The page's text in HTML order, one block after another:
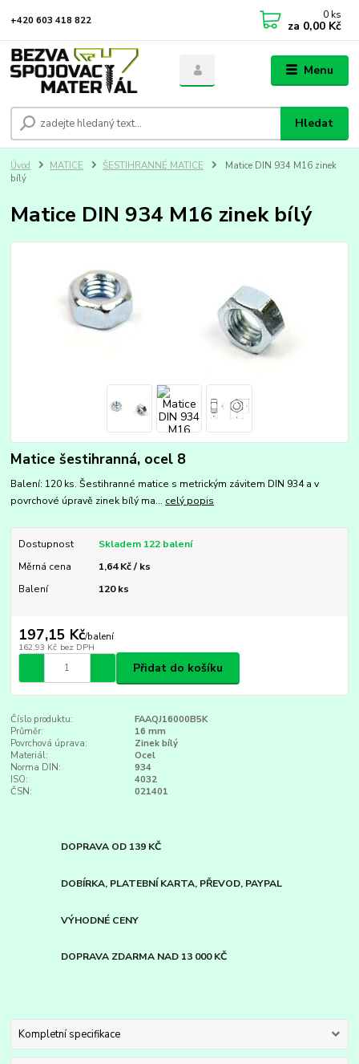
Menu
Hledat
+420 603 418 822 0 ks
za 0,00 Kč
Úvod MATICE ŠESTIHRANNÉ MATICE
Matice DIN 934 M16 zinek
bílý
Matice DIN 934 M16 zinek bílý
Matice šestihranná, ocel 8
Balení: 120 ks. Šestihranné matice s metrickým závitem DIN 934 a v
povrchové úpravě zinek bílý ma... celý popis
Dostupnost
Skladem 122 balení
Měrná cena
1,64 Kč / ks
Balení
120 ks
197,15 Kč/balení
162,93 Kč bez DPH
Přidat do košíku
Číslo produktu:
FAAQJ16000B5K
Průměr:
16 mm
Povrchová úprava:
Zinek bílý
Materiál:
Ocel
Norma DIN:
934
ISO:
4032
ČSN:
021401
DOPRAVA OD 139 KČ
DOBÍRKA, PLATEBNÍ KARTA, PŘEVOD, PAYPAL
VÝHODNÉ CENY
DOPRAVA ZDARMA NAD 13 000 KČ
Kompletní specifikace